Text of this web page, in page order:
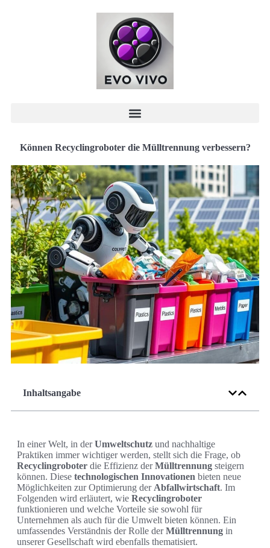
Können Recyclingroboter die Mülltrennung verbessern?
Inhaltsangabe
In einer Welt, in derUmweltschutz und nachhaltige
Praktiken immer wichtiger werden, stellt sich die Frage, ob
Recyclingroboter die Effizienz derMülltrennung steigern
können. Diese technologischen Innovationen bieten neue
Möglichkeiten zur Optimierung der Abfallwirtschaft. Im
Folgenden wird erläutert, wie Recyclingroboter
funktionieren und welche Vorteile sie sowohl für
Unternehmen als auch für die Umwelt bieten können. Ein
umfassendes Verständnis der Rolle derMülltrennung in
unserer Gesellschaft wird ebenfalls thematisiert.